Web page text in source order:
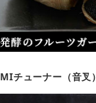
MIチューナー（音叉）